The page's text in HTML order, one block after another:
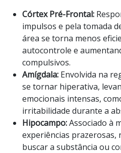
Córtex Pré-Frontal:
impulsos e pela tomada
área se torna menos
autocontrole e
compulsivos.
Amígdala: Envolvida na
se tornar hiperativa,
emocionais intensas,
irritabilidade durante a
Hipocampo:Associado à
experiências prazerosas,
buscar a substância ou